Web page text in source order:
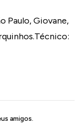
Paulo, Giovane,
amigos.